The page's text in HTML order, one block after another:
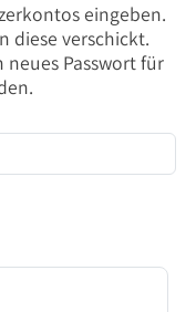
eingeben.
diese verschickt.
Passwort für